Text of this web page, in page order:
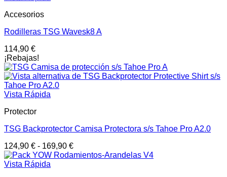
Accesorios
Rodilleras TSG Wavesk8 A
114,90 €
¡Rebajas!
Vista Rápida
Protector
TSG Backprotector Camisa Protectora s/s Tahoe Pro A2.0
124,90 € - 169,90 €
Vista Rápida